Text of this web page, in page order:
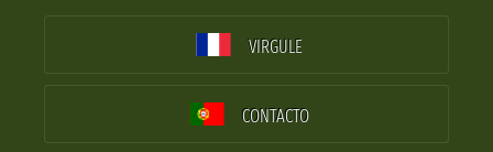
VIRGULE
CONTACTO